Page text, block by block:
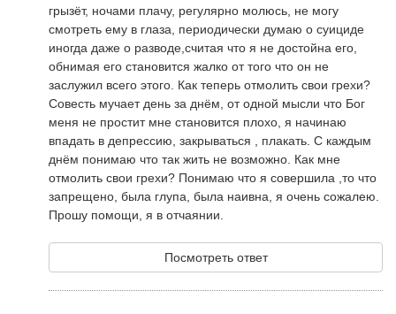
грызёт, ночами плачу, регулярно молюсь, не могу
смотреть ему в глаза, периодически думаю о суициде
иногда даже о разводе,считая что я не достойна его,
обнимая его становится жалко от того что он не
заслужил всего этого. Как теперь отмолить свои грехи?
Совесть мучает день за днём, от одной мысли что Бог
меня не простит мне становится плохо, я начинаю
впадать в депрессию, закрываться , плакать. С каждым
днём понимаю что так жить не возможно. Как мне
отмолить свои грехи? Понимаю что я совершила ,то что
запрещено, была глупа, была наивна, я очень сожалею.
Прошу помощи, я в отчаянии.
Посмотреть ответ